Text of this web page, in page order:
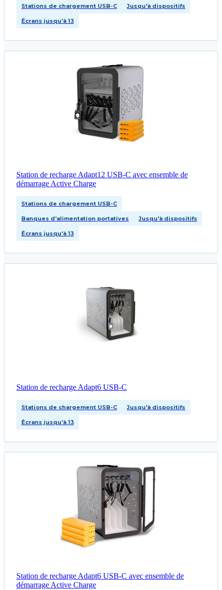
Stations de chargement USB-C Jusqu'à dispositifs
Écrans jusqu'à 13
Station de recharge Adapt12 USB-C avec ensemble de
démarrage Active Charge
Stations de chargement USB-C
Banques d'alimentation portatives Jusqu'à dispositifs
Écrans jusqu'à 13
Station de recharge Adapt6 USB‑C
Stations de chargement USB-C Jusqu'à dispositifs
Écrans jusqu'à 13
Station de recharge Adapt6 USB‑C avec ensemble de
démarrage Active Charge